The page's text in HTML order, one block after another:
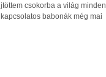
csokorba a világ minden
babonák még mai